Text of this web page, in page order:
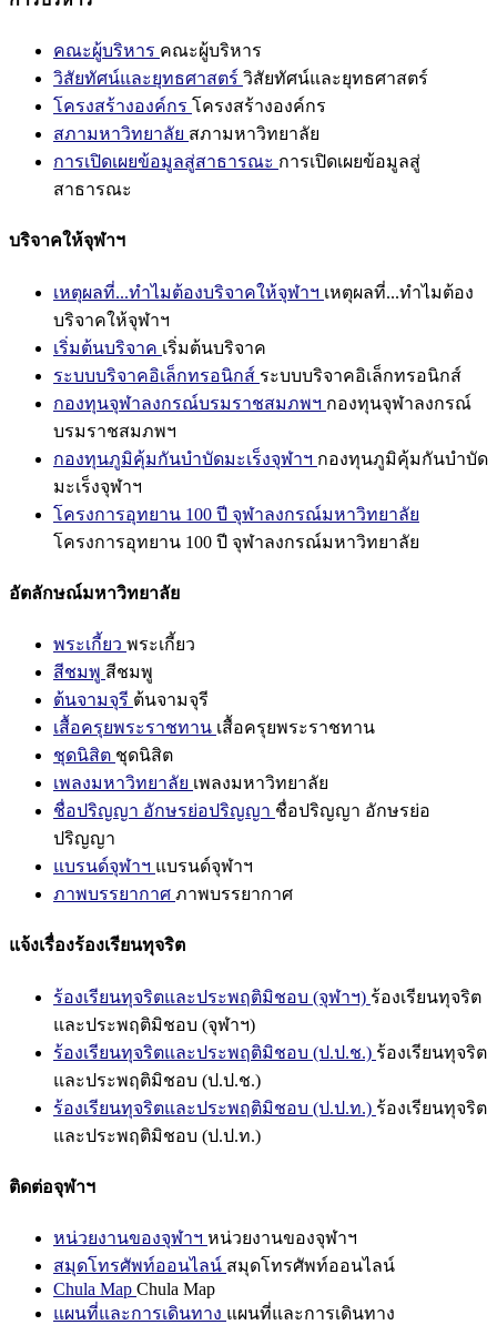
คณะผู้บริหาร คณะผู้บริหาร
วิสัยทัศน์และยุทธศาสตร์ วิสัยทัศน์และยุทธศาสตร์
โครงสร้างองค์กร โครงสร้างองค์กร
สภามหาวิทยาลัย สภามหาวิทยาลัย
การเปิดเผยข้อมูลสู่สาธารณะ การเปิดเผยข้อมูลสู่
สาธารณะ
บริจาคให้จุฬาฯ
เหตุผลที่...ทำไมต้องบริจาคให้จุฬาฯ เหตุผลที่...ทำไมต้อง
บริจาคให้จุฬาฯ
เริ่มต้นบริจาค เริ่มต้นบริจาค
ระบบบริจาคอิเล็กทรอนิกส์ ระบบบริจาคอิเล็กทรอนิกส์
กองทุนจุฬาลงกรณ์บรมราชสมภพฯ กองทุนจุฬาลงกรณ์
บรมราชสมภพฯ
กองทุนภูมิคุ้มกันบำบัดมะเร็งจุฬาฯ กองทุนภูมิคุ้มกันบำบัด
มะเร็งจุฬาฯ
โครงการอุทยาน 100 ปี จุฬาลงกรณ์มหาวิทยาลัย
โครงการอุทยาน 100 ปี จุฬาลงกรณ์มหาวิทยาลัย
อัตลักษณ์มหาวิทยาลัย
พระเกี้ยว พระเกี้ยว
สีชมพู สีชมพู
ต้นจามจุรี ต้นจามจุรี
เสื้อครุยพระราชทาน เสื้อครุยพระราชทาน
ชุดนิสิต ชุดนิสิต
เพลงมหาวิทยาลัย เพลงมหาวิทยาลัย
ชื่อปริญญา อักษรย่อปริญญา ชื่อปริญญา อักษรย่อ
ปริญญา
แบรนด์จุฬาฯ แบรนด์จุฬาฯ
ภาพบรรยากาศ ภาพบรรยากาศ
แจ้งเรื่องร้องเรียนทุจริต
ร้องเรียนทุจริตและประพฤติมิชอบ (จุฬาฯ) ร้องเรียนทุจริต
และประพฤติมิชอบ (จุฬาฯ)
ร้องเรียนทุจริตและประพฤติมิชอบ (ป.ป.ช.) ร้องเรียนทุจริต
และประพฤติมิชอบ (ป.ป.ช.)
ร้องเรียนทุจริตและประพฤติมิชอบ (ป.ป.ท.) ร้องเรียนทุจริต
และประพฤติมิชอบ (ป.ป.ท.)
ติดต่อจุฬาฯ
หน่วยงานของจุฬาฯ หน่วยงานของจุฬาฯ
สมุดโทรศัพท์ออนไลน์ สมุดโทรศัพท์ออนไลน์
Chula Map Chula Map
แผนที่และการเดินทาง แผนที่และการเดินทาง